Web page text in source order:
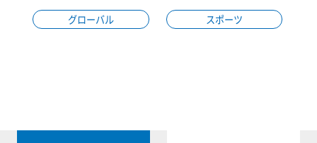
グローバル スポーツ